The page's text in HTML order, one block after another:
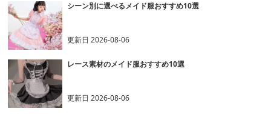
シーン別に選べるメイド服おすすめ10選
更新日2026-08-06
レース素材のメイド服おすすめ10選
更新日2026-08-06